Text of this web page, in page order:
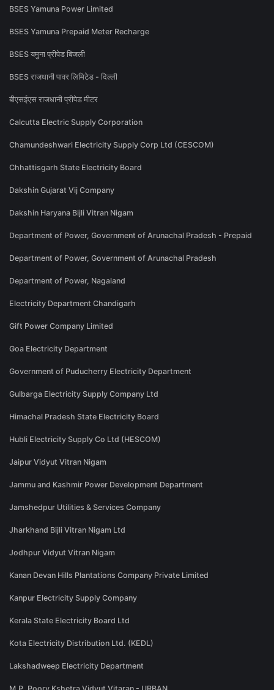
BSES Yamuna Power Limited
BSES Yamuna Prepaid Meter Recharge
BSES यमुना प्रीपेड बिजली
BSES राजधानी पावर लिमिटेड - दिल्ली
बीएसईएस राजधानी प्रीपेड मीटर
Calcutta Electric Supply Corporation
Chamundeshwari Electricity Supply Corp Ltd (CESCOM)
Chhattisgarh State Electricity Board
Dakshin Gujarat Vij Company
Dakshin Haryana Bijli Vitran Nigam
Department of Power, Government of Arunachal Pradesh - Prepaid
Department of Power, Government of Arunachal Pradesh
Department of Power, Nagaland
Electricity Department Chandigarh
Gift Power Company Limited
Goa Electricity Department
Government of Puducherry Electricity Department
Gulbarga Electricity Supply Company Ltd
Himachal Pradesh State Electricity Board
Hubli Electricity Supply Co Ltd (HESCOM)
Jaipur Vidyut Vitran Nigam
Jammu and Kashmir Power Development Department
Jamshedpur Utilities & Services Company
Jharkhand Bijli Vitran Nigam Ltd
Jodhpur Vidyut Vitran Nigam
Kanan Devan Hills Plantations Company Private Limited
Kanpur Electricity Supply Company
Kerala State Electricity Board Ltd
Kota Electricity Distribution Ltd. (KEDL)
Lakshadweep Electricity Department